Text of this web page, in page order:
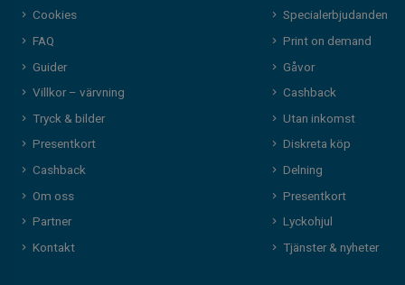
Cookies
FAQ
Guider
Villkor – värvning
Tryck & bilder
Presentkort
Cashback
Om oss
Partner
Kontakt
Specialerbjudanden
Print on demand
Gåvor
Cashback
Utan inkomst
Diskreta köp
Delning
Presentkort
Lyckohjul
Tjänster & nyheter